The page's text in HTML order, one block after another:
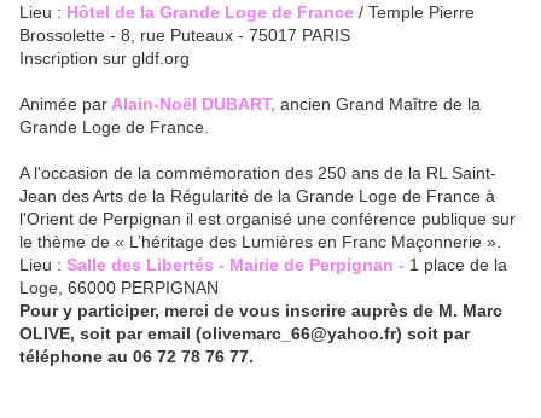
Lieu : Hôtel de la Grande Loge de France / Temple Pierre
Brossolette - 8, rue Puteaux - 75017 PARIS
Inscription sur gldf.org
Animée par Alain-Noël DUBART, ancien Grand Maître de la
Grande Loge de France.
A l'occasion de la commémoration des 250 ans de la RL Saint-
Jean des Arts de la Régularité de la Grande Loge de France à
l'Orient de Perpignan il est organisé une conférence publique sur
le thème de « L’héritage des Lumières en Franc Maçonnerie ».
Lieu : Salle des Libertés - Mairie de Perpignan - 1 place de la
Loge, 66000 PERPIGNAN
Pour y participer, merci de vous inscrire auprès de M. Marc
OLIVE, soit par email (olivemarc_66@yahoo.fr) soit par
téléphone au 06 72 78 76 77.